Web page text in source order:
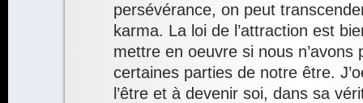
persévérance, on peut
karma. La loi de l’attraction est
mettre en oeuvre si nous n’avons
certaines parties de notre être.
l’être et à devenir soi, dans sa